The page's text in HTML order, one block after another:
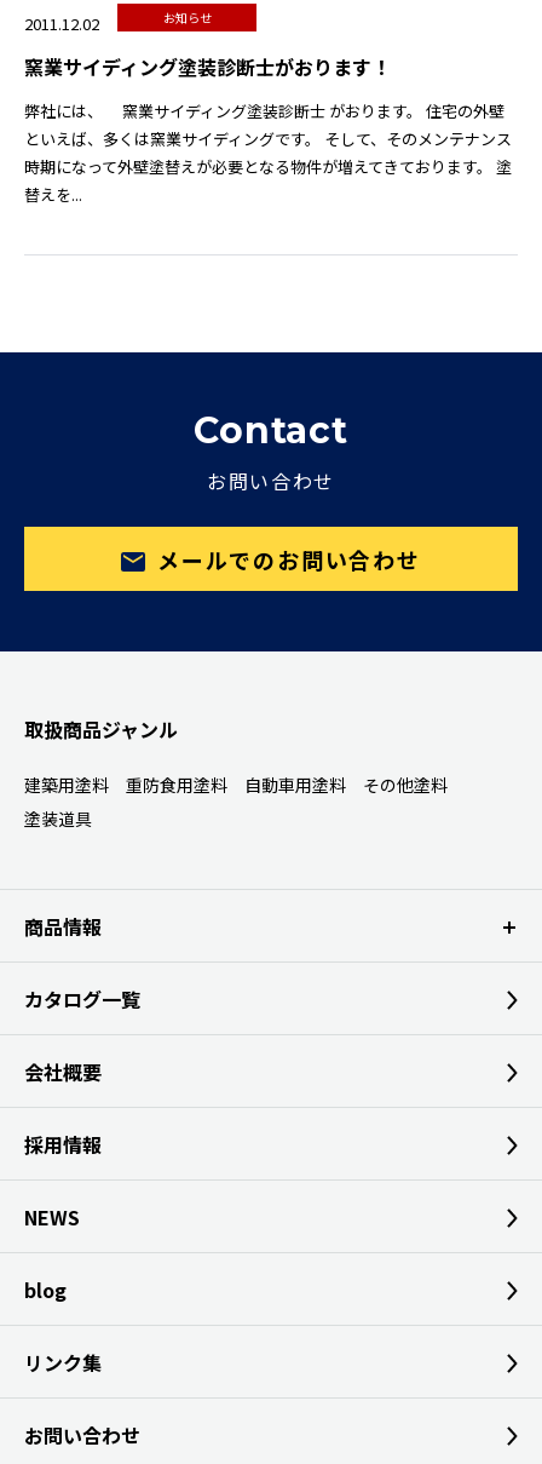
2011.12.02 お知らせ
窯業サイディング塗装診断士がおります！
弊社には、 窯業サイディング塗装診断士 がおります。 住宅の外壁
といえば、多くは窯業サイディングです。 そして、そのメンテナンス
時期になって外壁塗替えが必要となる物件が増えてきております。 塗
替えを...
Contact
お問い合わせ
メールでのお問い合わせ
取扱商品ジャンル
建築用塗料 重防食用塗料 自動車用塗料
その他塗料
塗装道具
商品情報
カタログ一覧
会社概要
採用情報
NEWS
blog
リンク集
お問い合わせ